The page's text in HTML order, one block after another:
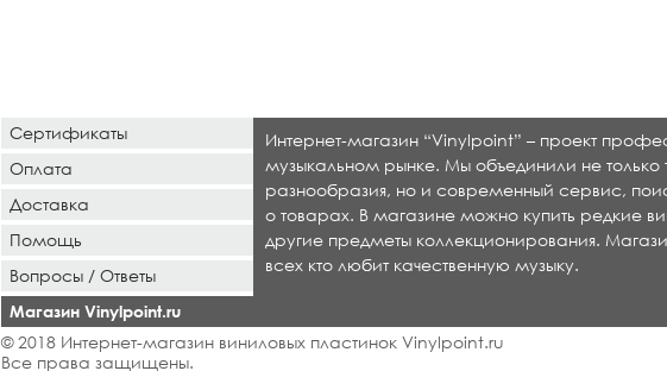
Сертификаты
Оплата
Доставка
Помощь
Вопросы / Ответы
Магазин Vinylpoint.ru
Интернет-магазин “Vinylpoint” – проект
музыкальном рынке. Мы объединили не только
разнообразия, но и современный сервис,
о товарах. В магазине можно купить редкие
другие предметы коллекционирования.
всех кто любит качественную музыку.
© 2018 Интернет-магазин виниловых пластинок Vinylpoint.ru
Все права защищены.